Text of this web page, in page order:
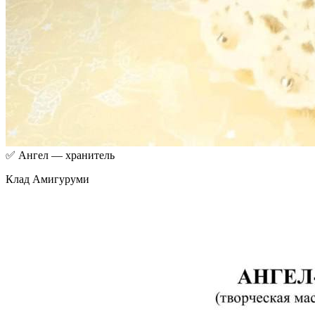
✅ Ангел — хранитель
Клад Амигуруми